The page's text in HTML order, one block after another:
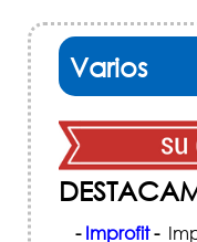
Varios
- Improfit-